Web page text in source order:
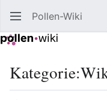
Pollen-Wiki
Kategorie: